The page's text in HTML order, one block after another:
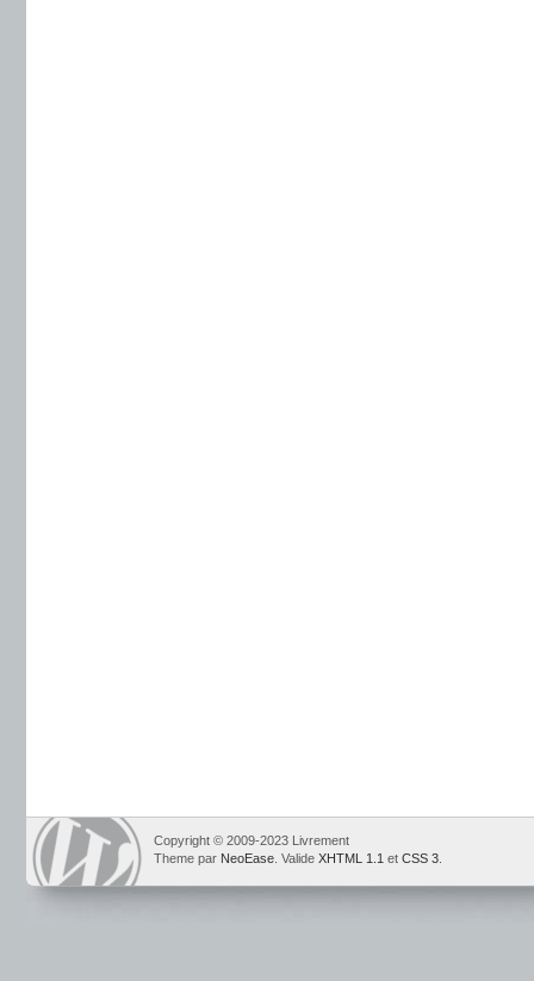
Copyright © 2009-2023 Livrement
Theme par NeoEase . Valide XHTML 1.1 et CSS 3